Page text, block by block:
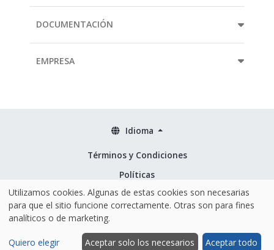
DOCUMENTACIÓN
EMPRESA
Términos y Condiciones
Políticas
Seguridad & ISO 27001
Idioma
Utilizamos cookies. Algunas de estas cookies son necesarias
para que el sitio funcione correctamente. Otras son para fines
analíticos o de marketing.
Quiero elegir Aceptar solo los necesarios Aceptar todo